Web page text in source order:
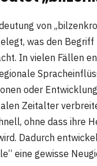
von
was den Begriff
In vielen Fällen
oder
Zeitalter
ohne dass ihre
Dadurch
eine gewisse